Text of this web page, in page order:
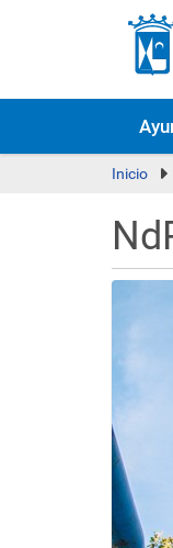
Inicio